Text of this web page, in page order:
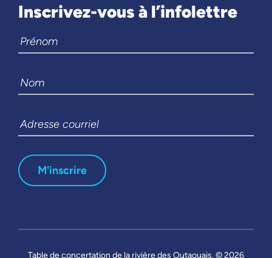
Inscrivez-vous à l’infolettre
Table de concertation de la rivière des Outaouais. © 2026